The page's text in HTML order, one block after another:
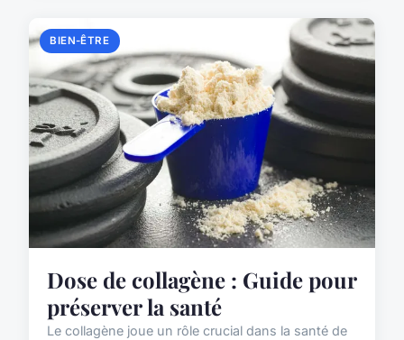
BIEN-ÊTRE
Dose de collagène : Guide pour
préserver la santé
Le collagène joue un rôle crucial dans la santé de